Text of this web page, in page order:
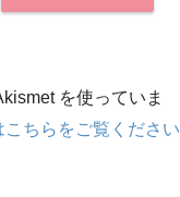
を使っていま
ちらをご覧ください